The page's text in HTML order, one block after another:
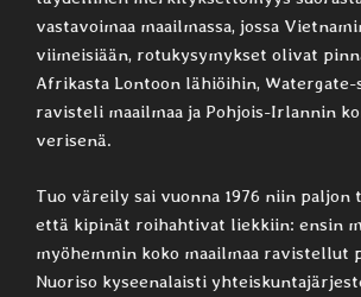
vastavoimaa maailmassa, jossa
viimeisiään, rotukysymykset olivat
Afrikasta Lontoon lähiöihin, Watergate-
ravisteli maailmaa ja Pohjois-Irlannin
verisenä.
Tuo väreily sai vuonna 1976 niin paljon
että kipinät roihahtivat liekkiin: ensin
myöhemmin koko maailmaa ravistellut
Nuoriso kyseenalaisti